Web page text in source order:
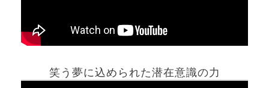
笑う夢に込められた潜在意識の力